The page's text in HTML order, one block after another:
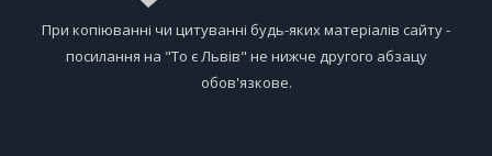
При копіюванні чи цитуванні будь-яких матеріалів сайту -
посилання на "То є Львів" не нижче другого абзацу
обов'язкове.